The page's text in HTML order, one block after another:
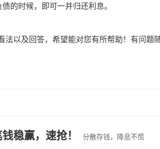
的时候，即可一并归还利息。
法以及回答，希望能对您有所帮助！有问题
稳赢，速抢！ 分散存钱，降息不慌